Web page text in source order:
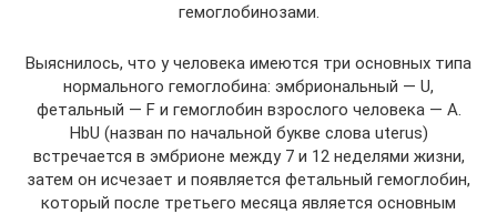
гемоглобинозами.
Выяснилось, что у человека имеются три основных типа
нормального гемоглобина: эмбриональный — U,
фетальный — F и гемоглобин взрослого человека — А.
HbU (назван по начальной букве слова uterus)
встречается в эмбрионе между 7 и 12 неделями жизни,
затем он исчезает и появляется фетальный гемоглобин,
который после третьего месяца является основным